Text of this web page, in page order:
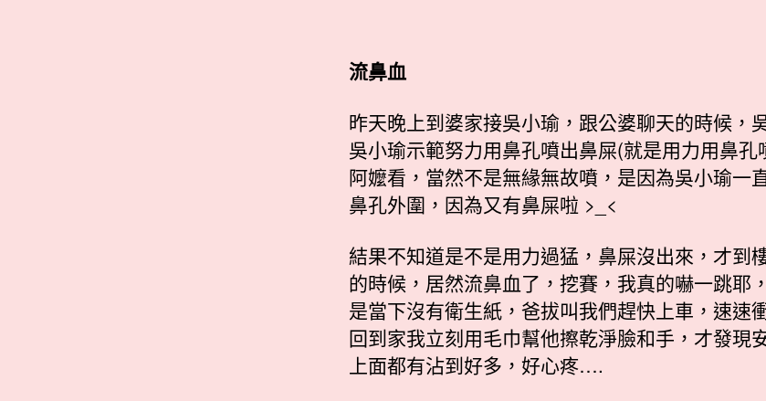
流鼻血
昨天晚上到婆家接吳小瑜，跟公婆聊天的時候，
吳小瑜示範努力用鼻孔噴出鼻屎(就是用力用鼻孔
阿嬤看，當然不是無緣無故噴，是因為吳小瑜一
鼻孔外圍，因為又有鼻屎啦 >_<
結果不知道是不是用力過猛，鼻屎沒出來，才到
的時候，居然流鼻血了，挖賽，我真的嚇一跳耶
是當下沒有衛生紙，爸拔叫我們趕快上車，速速
回到家我立刻用毛巾幫他擦乾淨臉和手，才發現
上面都有沾到好多，好心疼….